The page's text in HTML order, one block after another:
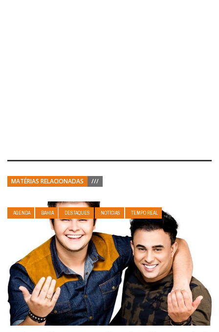
MATÉRIAS RELACIONADAS ///
AGENDA BAHIA DESTAQUES NOTÍCIAS TEMPO REAL